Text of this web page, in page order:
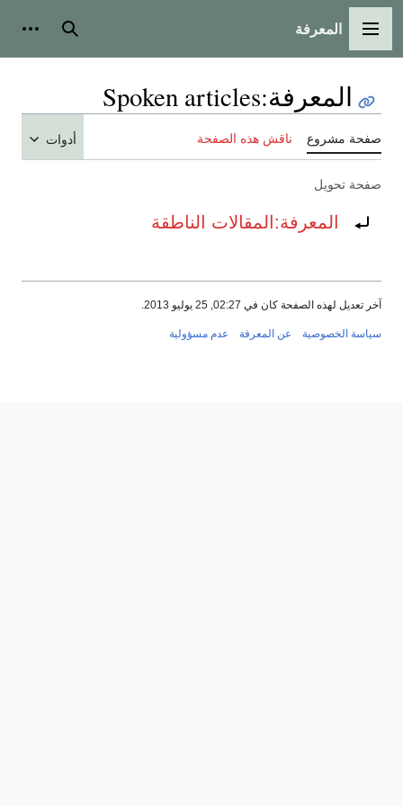
القائمة الرئيسية
المعرفة بحث
المعرفة:
Spoken articles
صفحة مشروع ناقش هذه الصفحة أدوات
صفحة تحويل
تحويل إلى:المعرفة:المقالات الناطقة
آخر تعديل لهذه الصفحة كان في 02:27, 25 يوليو 2013.
سياسة الخصوصية عن المعرفة عدم مسؤولية